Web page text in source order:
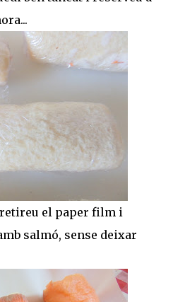
el paper film i
salmó, sense deixar